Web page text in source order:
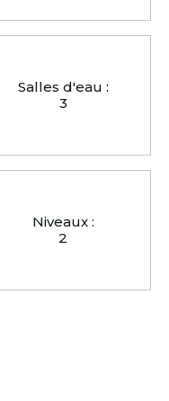
Salles d'eau :
3
Niveaux :
2